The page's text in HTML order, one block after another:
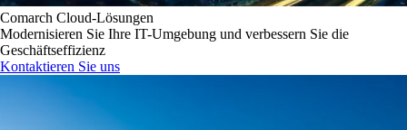
Comarch Cloud-Lösungen
Modernisieren Sie Ihre IT-Umgebung und verbessern Sie die
Geschäftseffizienz
Kontaktieren Sie uns